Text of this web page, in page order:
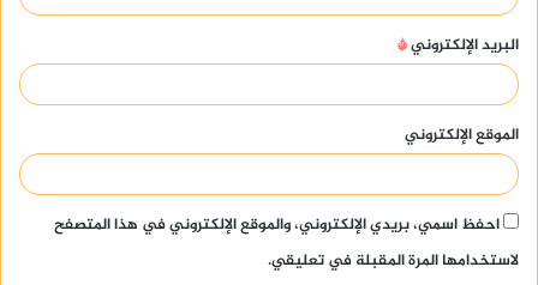
البريد الإلكتروني*
الموقع الإلكتروني
احفظ اسمي، بريدي الإلكتروني، والموقع الإلكتروني في هذا المتصفح
لاستخدامها المرة المقبلة في تعليقي.